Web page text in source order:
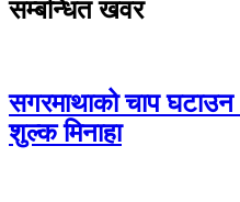
सम्बन्धित खवर
सगरमाथाको चाप
शुल्क मिनाहा